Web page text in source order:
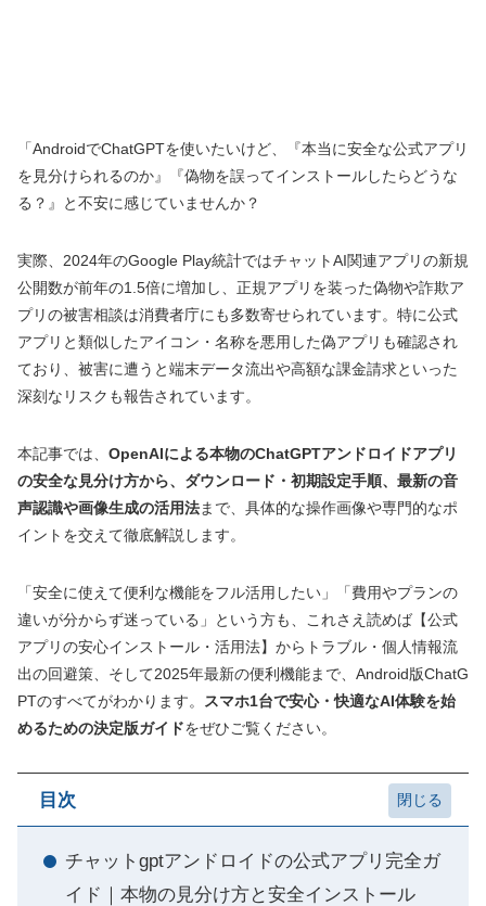
「AndroidでChatGPTを使いたいけど、『本当に安全な公式アプリ
を見分けられるのか』『偽物を誤ってインストールしたらどうな
る？』と不安に感じていませんか？
実際、2024年のGoogle Play統計ではチャットAI関連アプリの新規
公開数が前年の1.5倍に増加し、正規アプリを装った偽物や詐欺ア
プリの被害相談は消費者庁にも多数寄せられています。特に公式
アプリと類似したアイコン・名称を悪用した偽アプリも確認され
ており、被害に遭うと端末データ流出や高額な課金請求といった
深刻なリスクも報告されています。
本記事では、 OpenAIによる本物のChatGPTアンドロイドアプリ
の安全な見分け方から、ダウンロード・初期設定手順、最新の音
声認識や画像生成の活用法まで、具体的な操作画像や専門的なポ
イントを交えて徹底解説します。
「安全に使えて便利な機能をフル活用したい」「費用やプランの
違いが分からず迷っている」という方も、これさえ読めば【公式
アプリの安心インストール・活用法】からトラブル・個人情報流
出の回避策、そして2025年最新の便利機能まで、Android版ChatG
PTのすべてがわかります。
スマホ1台で安心・快適なAI体験を始
めるための決定版ガイドをぜひご覧ください。
目次
チャットgptアンドロイドの公式アプリ完全ガ
イド｜本物の見分け方と安全インストール